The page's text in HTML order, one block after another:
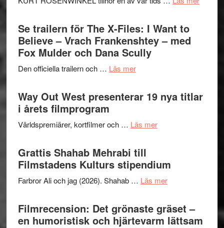
Folkets
–
en
Se trailern för The X-Files: I Want to
Believe – Vrach Frankenshtey – med
Fox Mulder och Dana Scully
Den officiella trailern och … Läs merom
trailern
för
X-
I
Want
to
Believe
Vrach
Frankenshtey
Way Out West presenterar 19 nya titlar
i årets filmprogram
Världspremiärer, kortfilmer och … Läs merom
presenterar
19
titlar
i
Grattis Shahab Mehrabi till
Filmstadens Kulturs stipendium
Farbror Ali och jag (2026). Shahab … Läs merom
Shahab
Mehrabi
Filmrecension: Det grönaste gräset –
en humoristisk och hjärtevarm lättsam